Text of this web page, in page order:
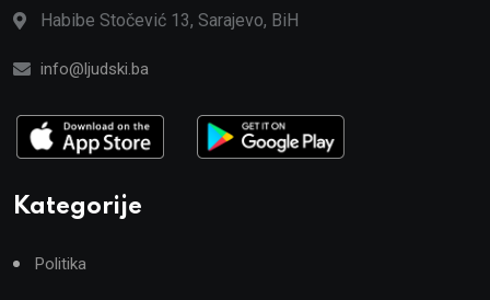
Habibe Stočević 13, Sarajevo, BiH
info@ljudski.ba
Kategorije
Politika